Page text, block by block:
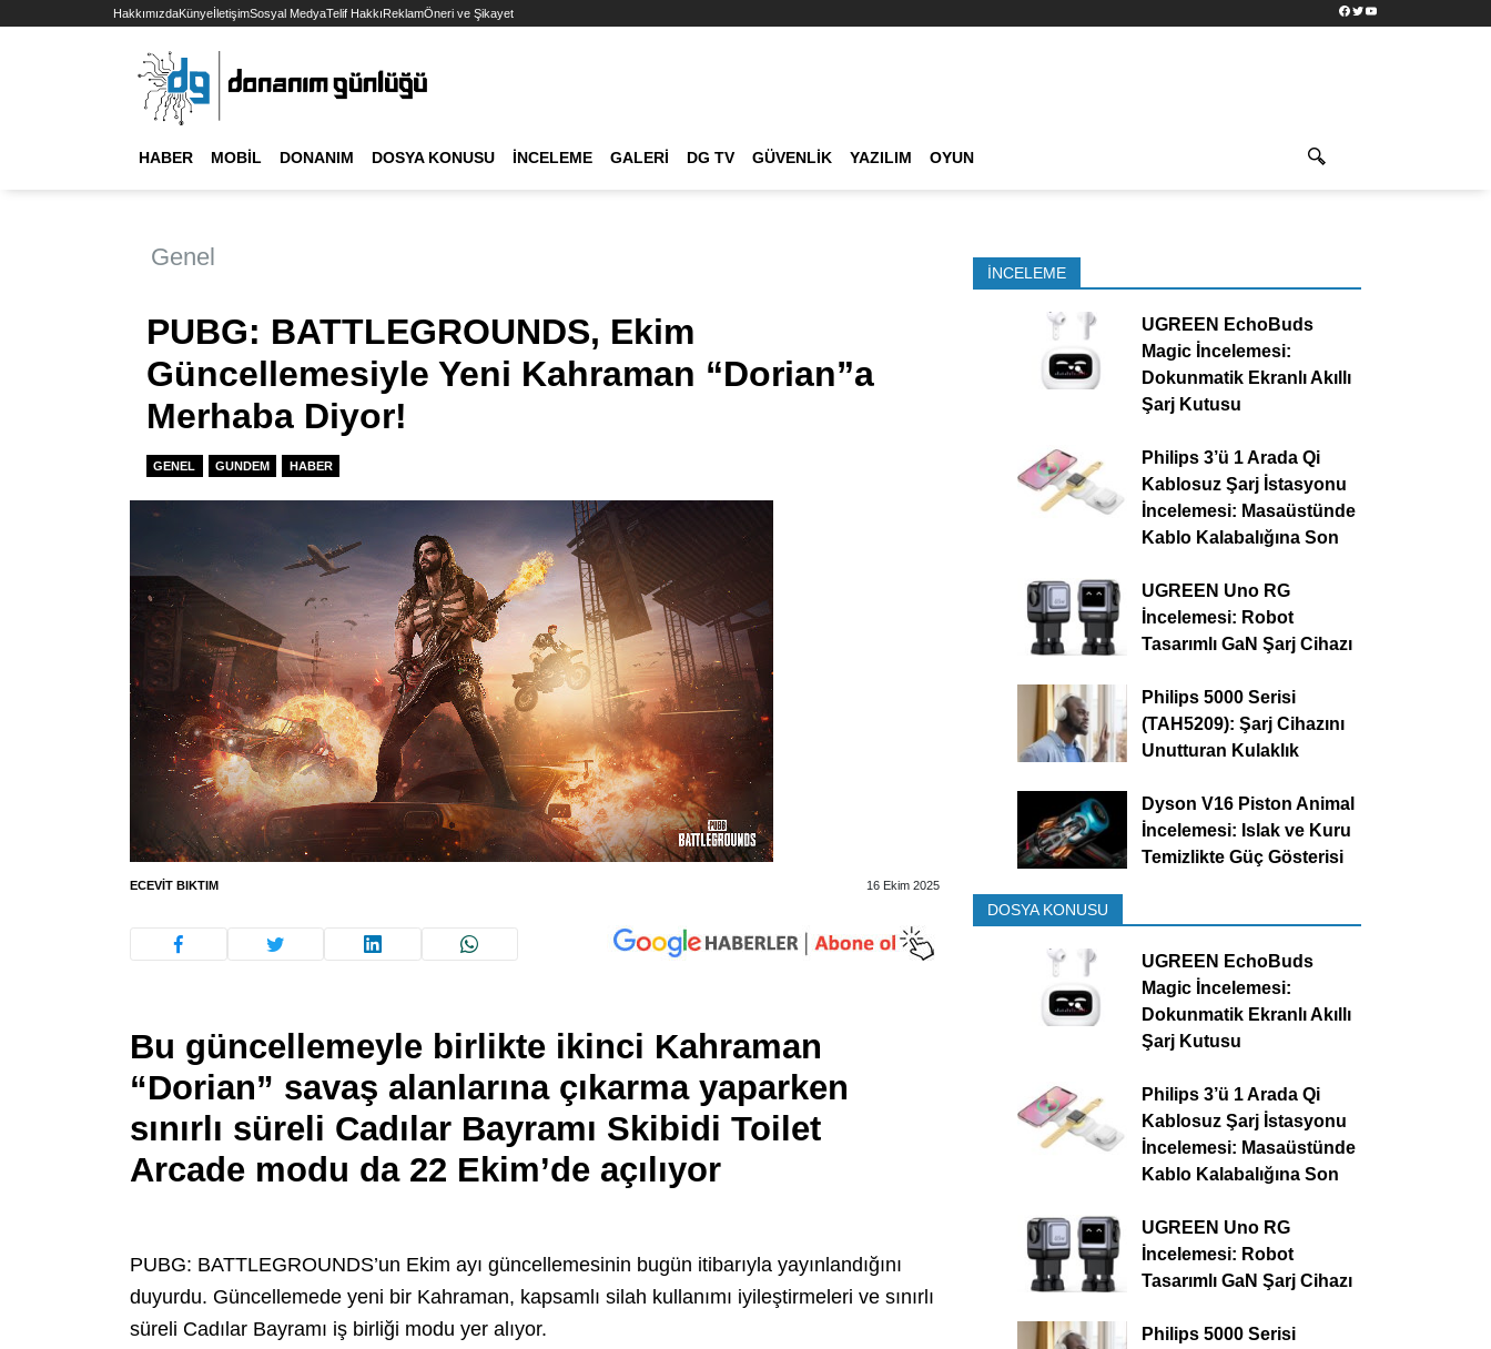
HakkımızdaKünyeİletişimSosyal MedyaTelif HakkıReklamÖneri ve Şikayet Facebook
TwitterYouTube
HABER MOBIL DONANIM DOSYA KONUSU İNCELEME GALERI DG TV GÜVENLIK YAZILIM OYUN
Genel
PUBG: BATTLEGROUNDS, Ekim
Güncellemesiyle Yeni Kahraman “Dorian”a
Merhaba Diyor!
GENEL GUNDEM HABER
ECEVIT BIKTIM 16 Ekim 2025
Bu güncellemeyle birlikte ikinci Kahraman
“Dorian” savaş alanlarına çıkarma yaparken
sınırlı süreli Cadılar Bayramı Skibidi Toilet
Arcade modu da 22 Ekim’de açılıyor
PUBG: BATTLEGROUNDS’un Ekim ayı güncellemesinin bugün itibarıyla yayınlandığını
duyurdu. Güncellemede yeni bir Kahraman, kapsamlı silah kullanımı iyileştirmeleri ve sınırlı
süreli Cadılar Bayramı iş birliği modu yer alıyor.
İNCELEME
UGREEN EchoBuds
Magic İncelemesi:
Dokunmatik Ekranlı Akıllı
Şarj Kutusu
Philips 3’ü 1 Arada Qi
Kablosuz Şarj İstasyonu
İncelemesi: Masaüstünde
Kablo Kalabalığına Son
UGREEN Uno RG
İncelemesi: Robot
Tasarımlı GaN Şarj Cihazı
Philips 5000 Serisi
(TAH5209): Şarj Cihazını
Unutturan Kulaklık
Dyson V16 Piston Animal
İncelemesi: Islak ve Kuru
Temizlikte Güç Gösterisi
DOSYA KONUSU
UGREEN EchoBuds
Magic İncelemesi:
Dokunmatik Ekranlı Akıllı
Şarj Kutusu
Philips 3’ü 1 Arada Qi
Kablosuz Şarj İstasyonu
İncelemesi: Masaüstünde
Kablo Kalabalığına Son
UGREEN Uno RG
İncelemesi: Robot
Tasarımlı GaN Şarj Cihazı
Philips 5000 Serisi